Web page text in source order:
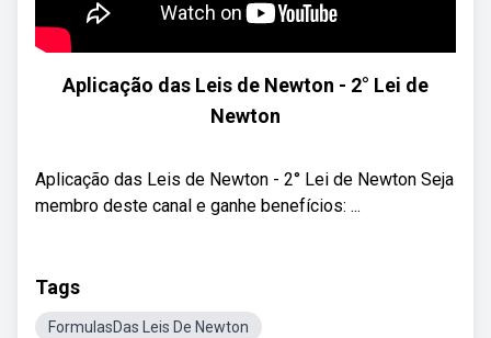
Aplicação das Leis de Newton - 2° Lei de
Newton
Aplicação das Leis de Newton - 2° Lei de Newton Seja
membro deste canal e ganhe benefícios: ...
Tags
FormulasDas Leis De Newton